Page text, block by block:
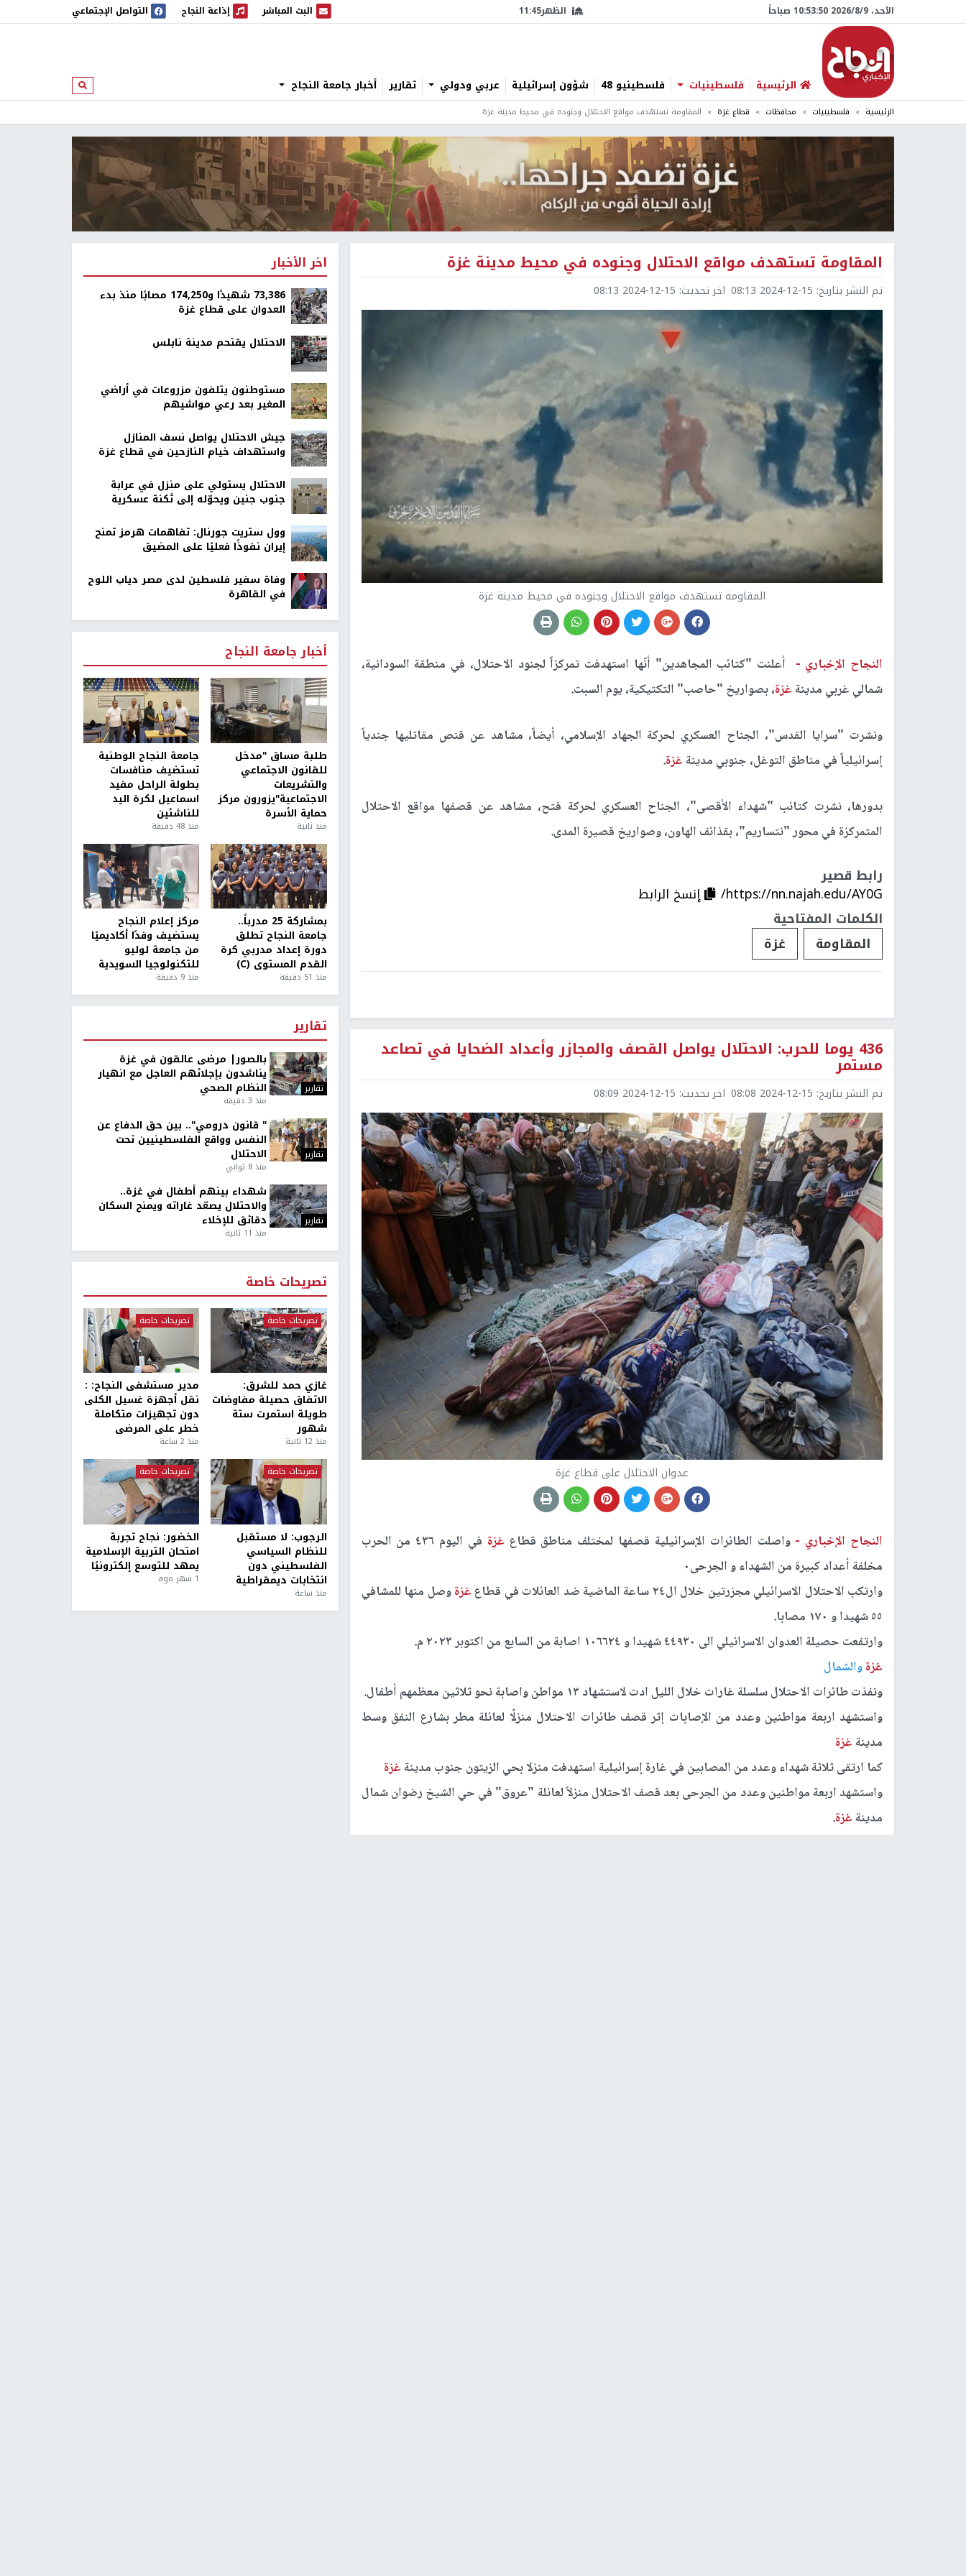
الأحد، 9/‏8/‏2026 10:53:51 صباحاً الظهر11:45 البث المباشر
البث المباشر إذاعة النجاح
إذاعة النجاح التواصل الإجتماعي
الرئيسية فلسطينيات فلسطينيو 48 شؤون إسرائيلية عربي ودولي تقارير أخبار جامعة النجاح ابحث
الرئيسية فلسطينيات محافظات قطاع غزة المقاومة تستهدف مواقع الاحتلال وجنوده في محيط مدينة غزة
المقاومة تستهدف مواقع الاحتلال وجنوده في محيط مدينة غزة
تم النشر بتاريخ: 2024-12-15 08:13 اخر تحديث: 2024-12-15 08:13
المقاومة تستهدف مواقع الاحتلال وجنوده في محيط مدينة غزة
النجاح الإخباري - أعلنت "كتائب المجاهدين" أنّها استهدفت تمركزاً لجنود الاحتلال، في منطقة السودانية،
شمالي غربي مدينةغزة، بصواريخ "حاصب" التكتيكية، يوم السبت.
ونشرت "سرايا القدس"، الجناح العسكري لحركة الجهاد الإسلامي، أيضاً، مشاهد عن قنص مقاتليها جندياً
إسرائيلياً في مناطق التوغل، جنوبي مدينةغزة.
بدورها، نشرت كتائب "شهداء الأقصى"، الجناح العسكري لحركة فتح، مشاهد عن قصفها مواقع الاحتلال
المتمركزة في محور "نتساريم"، بقذائف الهاون، وصواريخ قصيرة المدى.
رابط قصير
https://nn.najah.edu/AY0G/
إنسخ الرابط
الكلمات المفتاحية
المقاومة
غزة
436 يوما للحرب: الاحتلال يواصل القصف والمجازر وأعداد الضحايا في تصاعد
مستمر
تم النشر بتاريخ: 2024-12-15 08:08 اخر تحديث: 2024-12-15 08:09
عدوان الاحتلال على قطاع غزة
النجاح الإخباري -واصلت الطائرات الإسرائيلية قصفها لمختلف مناطق قطاع غزة
في اليوم ٤٣٦ من الحرب
مخلفة أعداد كبيرة من الشهداء و الجرحى٠
وارتكب الاحتلال الاسرائيلي مجزرتين خلال ال٢٤ ساعة الماضية ضد العائلات في قطاع
غزةوصل منها للمشافي
٥٥ شهيدا و ١٧٠ مصابا.
وارتفعت حصيلة العدوان الاسرائيلي الى ٤٤٩٣٠ شهيدا و ١٠٦٦٢٤ اصابة من السابع من اكتوبر ٢٠٢٣ م.
غزةوالشمال
ونفذت طائرات الاحتلال سلسلة غارات خلال الليل ادت لاستشهاد ١٣ مواطن واصابة نحو ثلاثين معظمهم أطفال.
واستشهد اربعة مواطنين وعدد من الإصابات إثر قصف طائرات الاحتلال منزلًا لعائلة مطر بشارع النفق وسط
مدينةغزة
كما ارتقى ثلاثة شهداء وعدد من المصابين في غارة إسرائيلية استهدفت منزلا بحي الزيتون جنوب مدينةغزة
واستشهد اربعة مواطنين وعدد من الجرحى بعد قصف الاحتلال منزلاً لعائلة "عروق" في حي الشيخ رضوان شمال
مدينةغزة.
اخر الأخبار
73,386 شهيدًا و174,250 مصابًا منذ بدء
العدوان على قطاع غزة
الاحتلال يقتحم مدينة نابلس
مستوطنون يتلفون مزروعات في أراضي
المغير بعد رعي مواشيهم
جيش الاحتلال يواصل نسف المنازل
واستهداف خيام النازحين في قطاع غزة
الاحتلال يستولي على منزل في عرابة
جنوب جنين ويحوّله إلى ثكنة عسكرية
وول ستريت جورنال: تفاهمات هرمز تمنح
إيران نفوذًا فعليًا على المضيق
وفاة سفير فلسطين لدى مصر دياب اللوح
في القاهرة
أخبار جامعة النجاح
طلبة مساق "مدخل
للقانون الاجتماعي
والتشريعات
الاجتماعية"يزورون مركز
حماية الأسرة
منذ ثانية
جامعة النجاح الوطنية
تستضيف منافسات
بطولة الراحل مفيد
اسماعيل لكرة اليد
للناشئين
منذ 48 دقيقة
بمشاركة 25 مدرباً..
جامعة النجاح تطلق
دورة إعداد مدربي كرة
القدم المستوى (C)
منذ 51 دقيقة
مركز إعلام النجاح
يستضيف وفدًا أكاديميًا
من جامعة لوليو
للتكنولوجيا السويدية
منذ 9 دقيقة
تقارير
تقارير
بالصور| مرضى عالقون في غزة
يناشدون بإجلائهم العاجل مع انهيار
النظام الصحي
منذ 3 دقيقة
تقارير
" قانون درومي".. بين حق الدفاع عن
النفس وواقع الفلسطينيين تحت
الاحتلال
منذ 8 ثواني
تقارير
شهداء بينهم أطفال في غزة..
والاحتلال يصعّد غاراته ويمنح السكان
دقائق للإخلاء
منذ 11 ثانية
تصريحات خاصة
تصريحات خاصة
غازي حمد للشرق:
الاتفاق حصيلة مفاوضات
طويلة استمرت ستة
شهور
منذ 12 ثانية
تصريحات خاصة
مدير مستشفى النجاح: :
نقل أجهزة غسيل الكلى
دون تجهيزات متكاملة
خطر على المرضى
منذ 2 ساعة
تصريحات خاصة
الرجوب: لا مستقبل
للنظام السياسي
الفلسطيني دون
انتخابات ديمقراطية
منذ ساعة
تصريحات خاصة
الخضور: نجاح تجربة
امتحان التربية الإسلامية
يمهد للتوسع إلكترونيًا
1 شهر ago